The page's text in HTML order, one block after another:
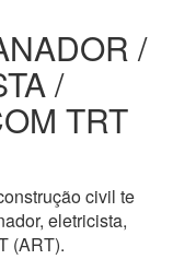
/
/
TRT
civil te
eletricista,
(ART).